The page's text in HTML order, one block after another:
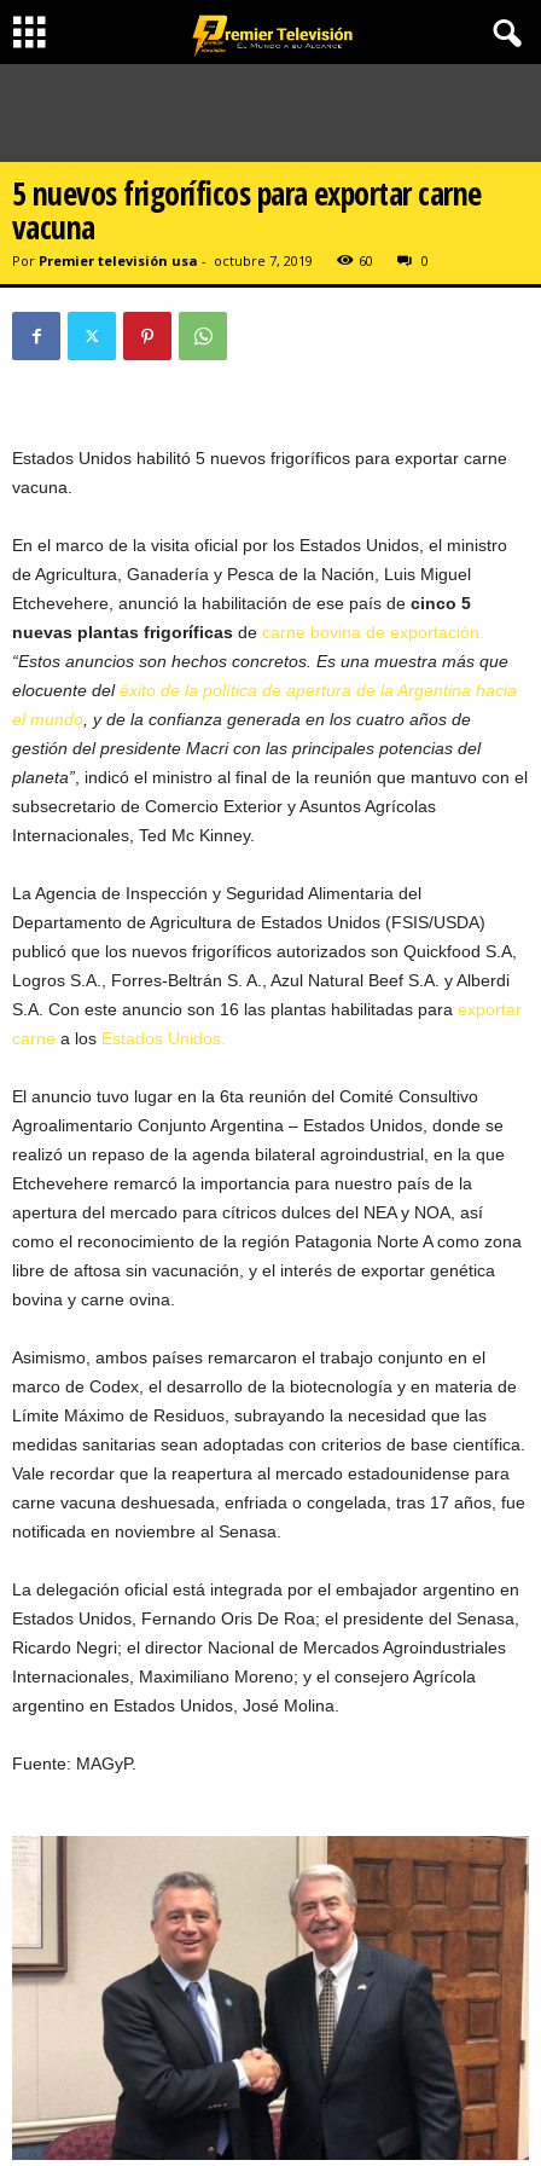
5 nuevos frigoríficos para exportar carne
vacuna
Por Premier televisión usa - octubre 7, 2019 60 0
Estados Unidos habilitó 5 nuevos frigoríficos para exportar carne
vacuna.
En el marco de la visita oficial por los Estados Unidos, el ministro
de Agricultura, Ganadería y Pesca de la Nación, Luis Miguel
Etchevehere, anunció la habilitación de ese país de cinco 5
nuevas plantas frigoríficas de carne bovina de exportación.
“Estos anuncios son hechos concretos. Es una muestra más que
elocuente deléxito de la política de apertura de la Argentina hacia
el mundo , y de la confianza generada en los cuatro años de
gestión del presidente Macri con las principales potencias del
planeta” , indicó el ministro al final de la reunión que mantuvo con el
subsecretario de Comercio Exterior y Asuntos Agrícolas
Internacionales, Ted Mc Kinney.
La Agencia de Inspección y Seguridad Alimentaria del
Departamento de Agricultura de Estados Unidos (FSIS/USDA)
publicó que los nuevos frigoríficos autorizados son Quickfood S.A,
Logros S.A., Forres-Beltrán S. A., Azul Natural Beef S.A. y Alberdi
S.A. Con este anuncio son 16 las plantas habilitadas para exportar
carne a los Estados Unidos.
El anuncio tuvo lugar en la 6ta reunión del Comité Consultivo
Agroalimentario Conjunto Argentina – Estados Unidos, donde se
realizó un repaso de la agenda bilateral agroindustrial, en la que
Etchevehere remarcó la importancia para nuestro país de la
apertura del mercado para cítricos dulces del NEA y NOA, así
como el reconocimiento de la región Patagonia Norte A como zona
libre de aftosa sin vacunación, y el interés de exportar genética
bovina y carne ovina.
Asimismo, ambos países remarcaron el trabajo conjunto en el
marco de Codex, el desarrollo de la biotecnología y en materia de
Límite Máximo de Residuos, subrayando la necesidad que las
medidas sanitarias sean adoptadas con criterios de base científica.
Vale recordar que la reapertura al mercado estadounidense para
carne vacuna deshuesada, enfriada o congelada, tras 17 años, fue
notificada en noviembre al Senasa.
La delegación oficial está integrada por el embajador argentino en
Estados Unidos, Fernando Oris De Roa; el presidente del Senasa,
Ricardo Negri; el director Nacional de Mercados Agroindustriales
Internacionales, Maximiliano Moreno; y el consejero Agrícola
argentino en Estados Unidos, José Molina.
Fuente: MAGyP.